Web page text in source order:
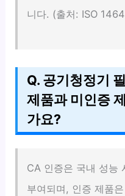
니다. (출처: ISO
Q. 공기청정기
제품과 미인증
가요?
CA 인증은 국내 성능
부여되며, 인증 제품